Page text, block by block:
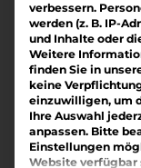
vonMike
verbessern.
werden (z. B. IP-
und Inhalte oder
Weitere
finden Sie in
keine
einzuwilligen, um
Ihre Auswahl
anpassen. Bitte
Einstellungen
Website verfügbar